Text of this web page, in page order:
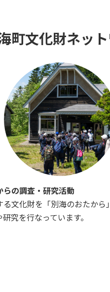
文化財ネット
らの調査・研究活動
る文化財を「別海のおたから
究を行なっています。